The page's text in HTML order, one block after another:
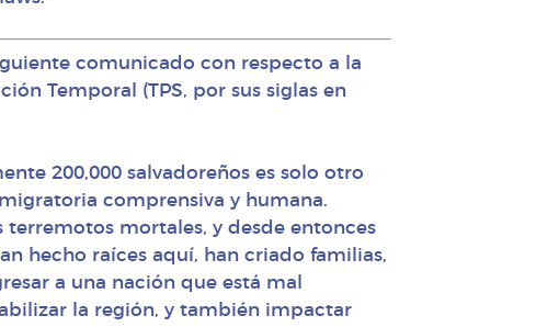
comunicado con respecto a la
Temporal (TPS, por sus siglas en
200,000 salvadoreños es solo otro
comprensiva y humana.
terremotos mortales, y desde entonces
hecho raíces aquí, han criado familias,
a una nación que está mal
la región, y también impactar